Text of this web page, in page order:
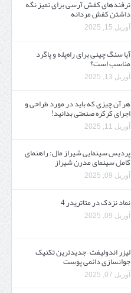
ترفندهای کفش آرسی برای تمیز نگه
داشتن کفش مردانه
آوریل 15, 2025
آیا سنگ چینی برای راه‌پله و پاگرد
مناسب است؟
آوریل 13, 2025
هر آن چیزی که باید در مورد طراحی و
اجرای کرکره صنعتی بدانید!
آوریل 11, 2025
پردیس سینمایی شیراز مال: راهنمای
کامل سینمای مدرن شیراز
آوریل 09, 2025
نماد نزدک در متاتریدر 4
آوریل 09, 2025
لیزر اندولیفت – جدیدترین تکنیک
جوانسازی دائمی پوست
آوریل 07, 2025